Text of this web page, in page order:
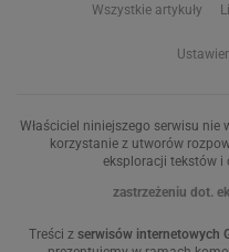
Wszystkie artykuły
Właściciel niniejszego serwisu
korzystanie z utworów
eksploracji tekstów i
zastrzeżeniu dot.
Treści z serwisów internetowych